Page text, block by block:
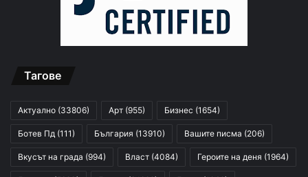
Тагове
Актуално (33806) Арт (955) Бизнес (1654)
Ботев Пд (111) България (13910) Вашите писма (206)
Вкусът на града (994) Власт (4084) Героите на деня (1964)